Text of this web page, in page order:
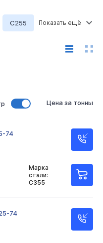
С255
Б2 К1 К2
Двутавр Ш3
Высота 12
Цена за тонны
74
Марка
стали:
С355
74